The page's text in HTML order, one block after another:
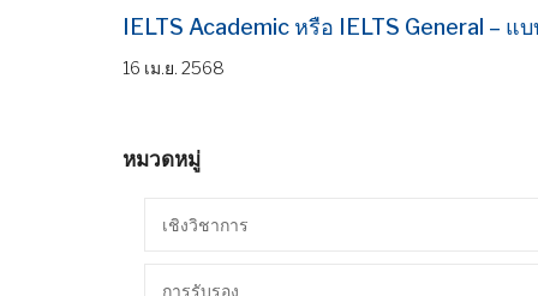
IELTS Academic หรือ IELTS General –
16 เม.ย. 2568
หมวดหมู่
เชิงวิชาการ
การรับรอง